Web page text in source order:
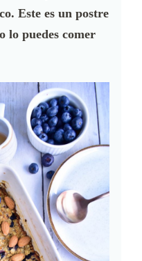
Este es un postre
lo puedes comer